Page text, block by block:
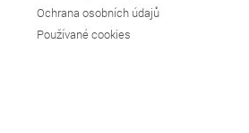
Ochrana osobních údajů
Používané cookies